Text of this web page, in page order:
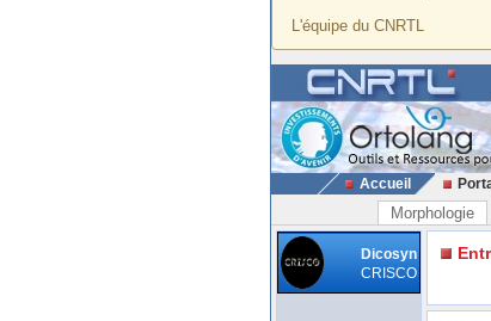
L'équipe du CNRTL
Accueil
Morphologie
Dicosyn
CRISCO